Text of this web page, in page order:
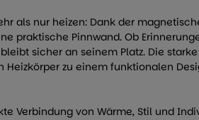
als nur heizen: Dank der
praktische Pinnwand. Ob
sicher an seinem Platz. Die
zu einem funktionalen
Verbindung von Wärme, Stil und